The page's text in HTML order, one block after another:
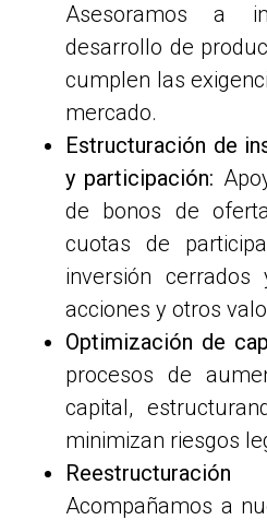
Asesoramos a
desarrollo de
cumplen las
mercado.
Estructuración de
y participación:
de bonos de
cuotas de
inversión cerrados
acciones y otros
Optimización de
procesos de
capital,
minimizan riesgos
Acompañamos a